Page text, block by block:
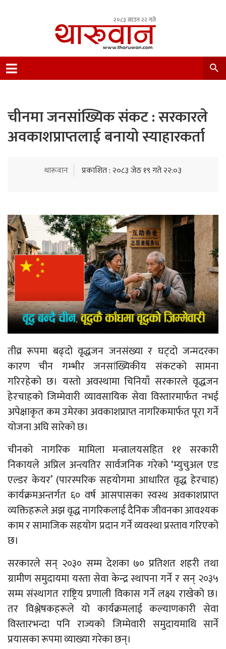
२०८३ साउन २२ गते
Nepal.
चीनमा जनसांख्यिक संकट : सरकारले
अवकाशप्राप्तलाई बनायो स्याहारकर्ता
थारूवान प्रकाशित : २०८३ जेठ १९ गते २२:०३
तीव्र रूपमा बढ्दो वृद्धजन जनसंख्या र घट्दो जन्मदरका
कारण चीन गम्भीर जनसांख्यिकीय संकटको सामना
गरिरहेको छ। यस्तो अवस्थामा चिनियाँ सरकारले वृद्धजन
हेरचाहको जिम्मेवारी व्यावसायिक सेवा विस्तारमार्फत नभई
अपेक्षाकृत कम उमेरका अवकाशप्राप्त नागरिकमार्फत पूरा गर्ने
योजना अघि सारेको छ।
चीनको नागरिक मामिला मन्त्रालयसहित ११ सरकारी
निकायले अप्रिल अन्त्यतिर सार्वजनिक गरेको ‘म्युचुअल एड
एल्डर केयर’ (पारस्परिक सहयोगमा आधारित वृद्ध हेरचाह)
कार्यक्रमअन्तर्गत ६० वर्ष आसपासका स्वस्थ अवकाशप्राप्त
व्यक्तिहरूले अझ वृद्ध नागरिकलाई दैनिक जीवनका आवश्यक
काम र सामाजिक सहयोग प्रदान गर्ने व्यवस्था प्रस्ताव गरिएको
छ।
सरकारले सन् २०३० सम्म देशका ७० प्रतिशत शहरी तथा
ग्रामीण समुदायमा यस्ता सेवा केन्द्र स्थापना गर्ने र सन् २०३५
सम्म संस्थागत राष्ट्रिय प्रणाली विकास गर्ने लक्ष्य राखेको छ।
तर विश्लेषकहरूले यो कार्यक्रमलाई कल्याणकारी सेवा
विस्तारभन्दा पनि राज्यको जिम्मेवारी समुदायमाथि सार्ने
प्रयासका रूपमा व्याख्या गरेका छन्।